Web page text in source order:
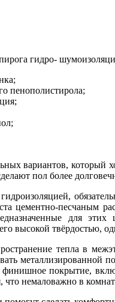
гидро-
пенополистирола;
вариантов, который
пол более
цементно-песчаным
для
высокой твёрдостью,
тепла в
металлизированной
финишное покрытие,
что немаловажно в